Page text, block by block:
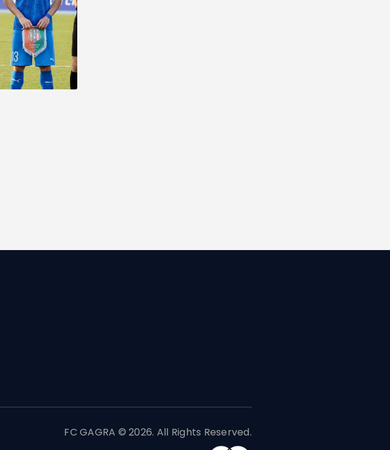
FC GAGRA © 2026. All Rights Reserved.